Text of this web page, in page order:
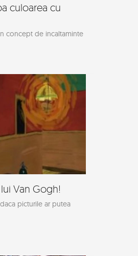
culoarea cu
concept de incaltaminte
Van Gogh!
picturile ar putea